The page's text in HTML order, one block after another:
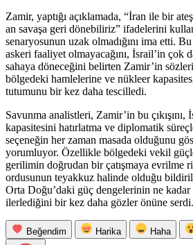
Zamir, yaptığı açıklamada, “İran ile bir
an savaşa geri dönebiliriz” ifadelerini
senaryosunun uzak olmadığını ima etti.
askeri faaliyet olmayacağını, İsrail’in çok
sahaya döneceğini belirten Zamir’in
bölgedeki hamlelerine ve nükleer
tutumunu bir kez daha tescilledi.
Savunma analistleri, Zamir’in bu çıkışını,
kapasitesini hatırlatma ve diplomatik
seçeneğin her zaman masada olduğunu
yorumluyor. Özellikle bölgedeki vekil
gerilimin doğrudan bir çatışmaya evrilme
ordusunun teyakkuz halinde olduğu
Orta Doğu’daki güç dengelerinin ne kadar
ilerlediğini bir kez daha gözler önüne serdi.
Beğendim Harika Haha